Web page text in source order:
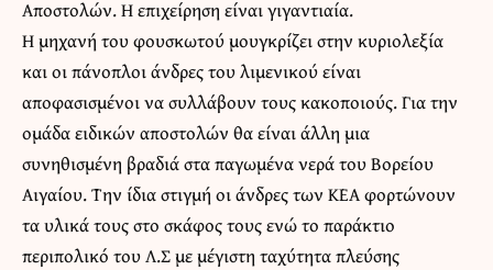
Αποστολών. Η επιχείρηση είναι γιγαντιαία.
Η μηχανή του φουσκωτού μουγκρίζει στην κυριολεξία
και οι πάνοπλοι άνδρες του λιμενικού είναι
αποφασισμένοι να συλλάβουν τους κακοποιούς. Για την
ομάδα ειδικών αποστολών θα είναι άλλη μια
συνηθισμένη βραδιά στα παγωμένα νερά του Βορείου
Αιγαίου. Την ίδια στιγμή οι άνδρες των ΚΕΑ φορτώνουν
τα υλικά τους στο σκάφος τους ενώ το παράκτιο
περιπολικό του Λ.Σ με μέγιστη ταχύτητα πλεύσης